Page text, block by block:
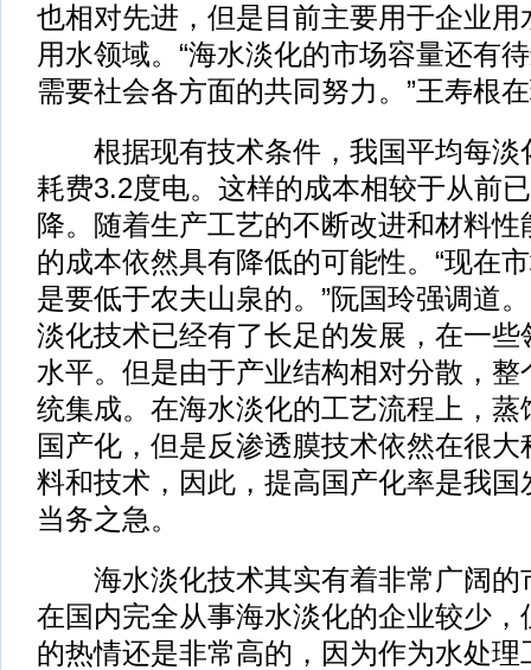
也相对先进，但是目前主要用于企业
用水领域。“海水淡化的市场容量还有
需要社会各方面的共同努力。”王寿根
根据现有技术条件，我国平均每淡
耗费3.2度电。这样的成本相较于从前
降。随着生产工艺的不断改进和材料
的成本依然具有降低的可能性。“现在
是要低于农夫山泉的。”阮国玲强调道
淡化技术已经有了长足的发展，在一
水平。但是由于产业结构相对分散，
统集成。在海水淡化的工艺流程上，
国产化，但是反渗透膜技术依然在很
料和技术，因此，提高国产化率是我
当务之急。
海水淡化技术其实有着非常广阔的
在国内完全从事海水淡化的企业较少
的热情还是非常高的，因为作为水处